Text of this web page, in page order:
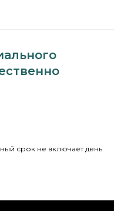
срок не включает день